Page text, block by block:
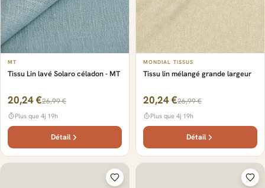
MT
Tissu Lin lavé Solaro céladon - MT
20,24 €26,99 €
Plus que 4j 19h
Détail
MONDIAL TISSUS
Tissu lin mélangé grande largeur
20,24 €26,99 €
Plus que 4j 19h
Détail